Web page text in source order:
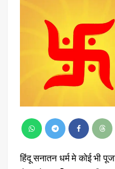
हिंदू सनातन धर्म मे कोई भी